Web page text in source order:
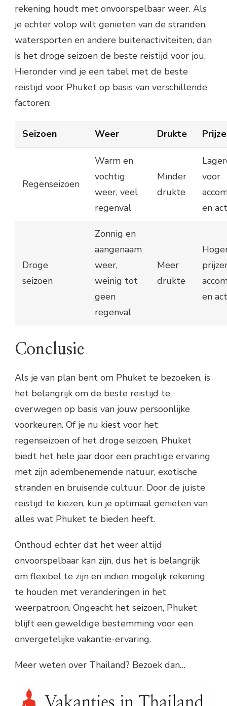
rekening houdt met onvoorspelbaar weer. Als
je echter volop wilt genieten van de stranden,
watersporten en andere buitenactiviteiten, dan
is het droge seizoen de beste reistijd voor jou.
Hieronder vind je een tabel met de beste
reistijd voor Phuket op basis van verschillende
factoren:
Seizoen Weer Drukte
Regenseizoen
Warm en
vochtig
weer, veel
regenval
Minder
drukte
voor
en
Droge
seizoen
Zonnig en
aangenaam
weer,
weinig tot
geen
regenval
Meer
drukte
en
Conclusie
Als je van plan bent om Phuket te bezoeken, is
het belangrijk om de beste reistijd te
overwegen op basis van jouw persoonlijke
voorkeuren. Of je nu kiest voor het
regenseizoen of het droge seizoen, Phuket
biedt het hele jaar door een prachtige ervaring
met zijn adembenemende natuur, exotische
stranden en bruisende cultuur. Door de juiste
reistijd te kiezen, kun je optimaal genieten van
alles wat Phuket te bieden heeft.
Onthoud echter dat het weer altijd
onvoorspelbaar kan zijn, dus het is belangrijk
om flexibel te zijn en indien mogelijk rekening
te houden met veranderingen in het
weerpatroon. Ongeacht het seizoen, Phuket
blijft een geweldige bestemming voor een
onvergetelijke vakantie-ervaring.
Meer weten over Thailand? Bezoek dan…